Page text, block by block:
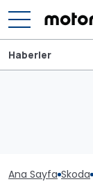
Haberler
Ana Sayfa Skoda